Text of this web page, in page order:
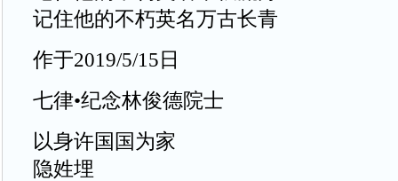
记住他的不朽英名万古长青
作于2019/5/15日
七律•纪念林俊德院士
以身许国国为家
隐姓埋